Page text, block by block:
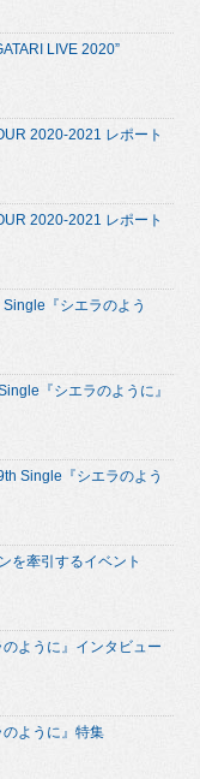
LIVE 2020”
2020-2021 レポート
2020-2021 レポート
『シエラのよう
『シエラのように』
Single『シエラのよう
を牽引するイベント
ように』インタビュー
ように』特集